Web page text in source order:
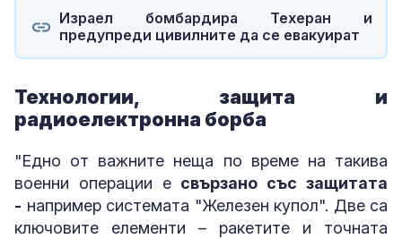
Израел бомбардира Техеран и
предупреди цивилните да се евакуират
Технологии, защита и
радиоелектронна борба
"Едно от важните неща по време на такива
военни операции е свързано със защитата
- например системата "Железен купол". Две са
ключовите елементи – ракетите и точната